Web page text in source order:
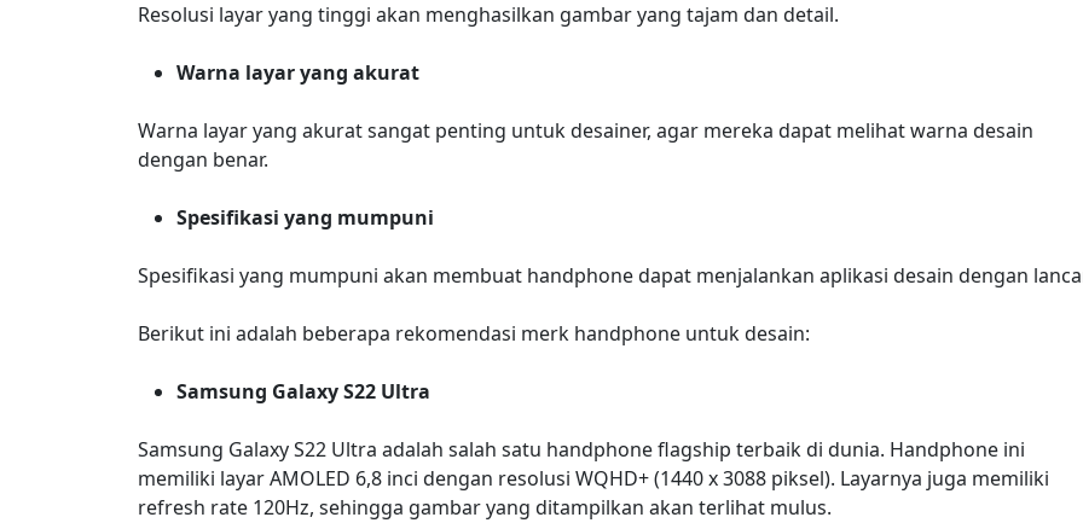
Resolusi layar yang tinggi akan menghasilkan gambar yang tajam dan detail.
Warna layar yang akurat
Warna layar yang akurat sangat penting untuk desainer, agar mereka dapat melihat warna desain
dengan benar.
Spesifikasi yang mumpuni
Spesifikasi yang mumpuni akan membuat handphone dapat menjalankan aplikasi desain dengan
Berikut ini adalah beberapa rekomendasi merk handphone untuk desain:
Samsung Galaxy S22 Ultra
Samsung Galaxy S22 Ultra adalah salah satu handphone flagship terbaik di dunia. Handphone ini
memiliki layar AMOLED 6,8 inci dengan resolusi WQHD+ (1440 x 3088 piksel). Layarnya juga memiliki
refresh rate 120Hz, sehingga gambar yang ditampilkan akan terlihat mulus.